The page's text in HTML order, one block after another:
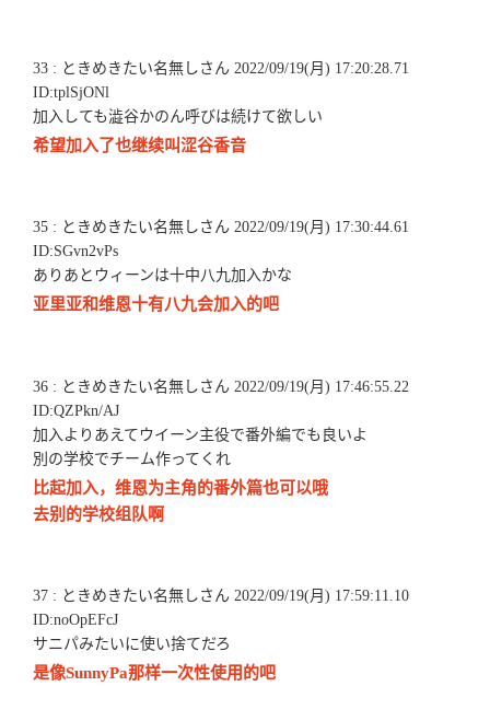
33 : ときめきたい名無しさん 2022/09/19(月) 17:20:28.71
ID:tplSjONl
加入しても澁谷かのん呼びは続けて欲しい
希望加入了也继续叫涩谷香音
35 : ときめきたい名無しさん 2022/09/19(月) 17:30:44.61
ID:SGvn2vPs
ありあとウィーンは十中八九加入かな
亚里亚和维恩十有八九会加入的吧
36 : ときめきたい名無しさん 2022/09/19(月) 17:46:55.22
ID:QZPkn/AJ
加入よりあえてウイーン主役で番外編でも良いよ
別の学校でチーム作ってくれ
比起加入，维恩为主角的番外篇也可以哦
去别的学校组队啊
37 : ときめきたい名無しさん 2022/09/19(月) 17:59:11.10
ID:noOpEFcJ
サニパみたいに使い捨てだろ
是像SunnyPa那样一次性使用的吧